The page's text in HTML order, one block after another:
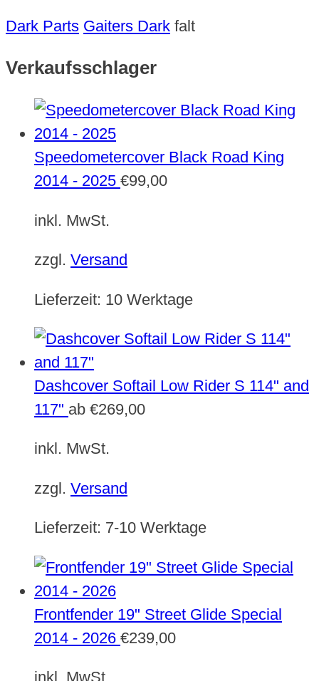
Dark Parts Gaiters Dark falt
Verkaufsschlager
Speedometercover Black Road King
2014 - 2025 €99,00
inkl. MwSt.
zzgl. Versand
Lieferzeit: 10 Werktage
Dashcover Softail Low Rider S 114" and
117" ab €269,00
inkl. MwSt.
zzgl. Versand
Lieferzeit: 7-10 Werktage
Frontfender 19" Street Glide Special
2014 - 2026 €239,00
inkl. MwSt.